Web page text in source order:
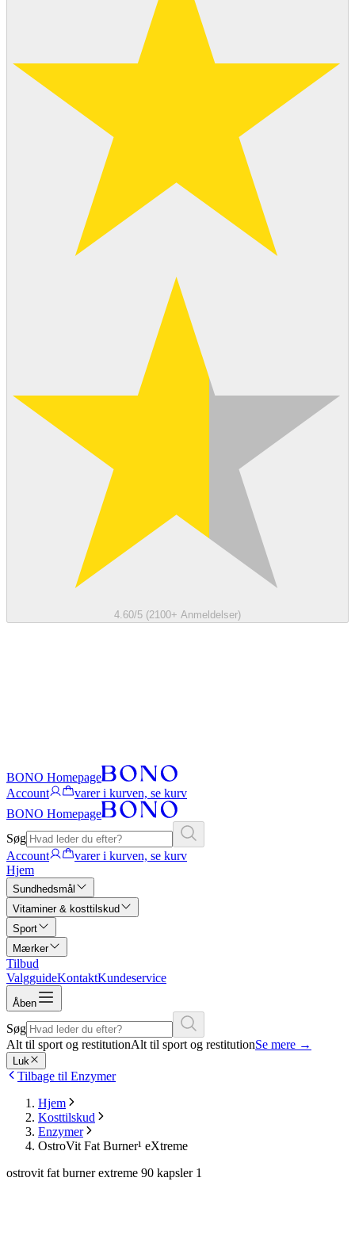
4.60/5 (2100+ Anmeldelser)
BONO Homepage
Account
varer i kurven, se kurv
BONO Homepage
Søg
Account
varer i kurven, se kurv
Hjem
Sundhedsmål
Vitaminer & kosttilskud
Sport
Mærker
Tilbud
ValgguideKontaktKundeservice
Åben
Søg
Alt til sport og restitutionAlt til sport og restitutionSe mere →
Luk
Tilbage til Enzymer
Hjem
Kosttilskud
Enzymer
OstroVit Fat Burner¹ eXtreme
ostrovit fat burner extreme 90 kapsler 1